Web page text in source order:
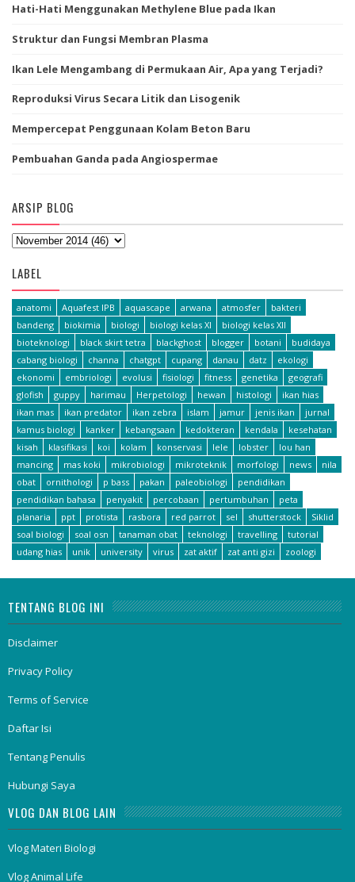
Hati-Hati Menggunakan Methylene Blue pada Ikan
Struktur dan Fungsi Membran Plasma
Ikan Lele Mengambang di Permukaan Air, Apa yang Terjadi?
Reproduksi Virus Secara Litik dan Lisogenik
Mempercepat Penggunaan Kolam Beton Baru
Pembuahan Ganda pada Angiospermae
ARSIP BLOG
LABEL
anatomi Aquafest IPB aquascape arwana atmosfer
bakteri
bandeng
biokimia biologi biologi kelas XI
biologi kelas XII
bioteknologi
black skirt tetra blackghost blogger botani
budidaya
cabang biologi
channa chatgpt cupang danau datz
ekologi
ekonomi
embriologi evolusi fisiologi fitness genetika
geografi
glofish
guppy harimau Herpetologi hewan histologi
ikan hias
ikan mas
ikan predator ikan zebra islam jamur jenis ikan
jurnal
kamus biologi
kanker kebangsaan kedokteran kendala
kesehatan
kisah
klasifikasi koi kolam konservasi lele lobster
lou han
mancing
mas koki mikrobiologi mikroteknik morfologi news
nila
obat
ornithologi p bass pakan paleobiologi
pendidikan
pendidikan bahasa
penyakit percobaan pertumbuhan
peta
planaria
ppt protista rasbora red parrot sel shutterstock
Siklid
soal biologi
soal osn tanaman obat teknologi travelling
tutorial
udang hias
unik university virus zat aktif zat anti gizi zoologi
TENTANG BLOG INI
Disclaimer
Privacy Policy
Terms of Service
Daftar Isi
Tentang Penulis
Hubungi Saya
VLOG DAN BLOG LAIN
Vlog Materi Biologi
Vlog Animal Life